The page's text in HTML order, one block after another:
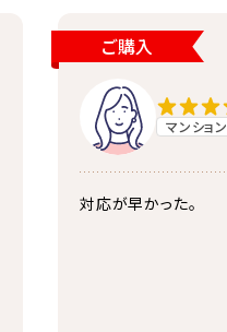
ご購入
マンション
対応が早かった。